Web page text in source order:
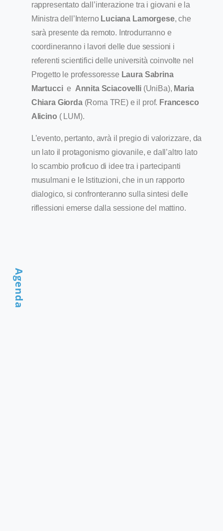
rappresentato dall’interazione tra i giovani e la
Ministra dell’Interno Luciana Lamorgese, che
sarà presente da remoto. Introdurranno e
coordineranno i lavori delle due sessioni i
referenti scientifici delle università coinvolte nel
Progetto le professoresse Laura Sabrina
Martuccie Annita Sciacovelli(UniBa), Maria
Chiara Giorda (Roma TRE) e il prof. Francesco
Alicino ( LUM).
L’evento, pertanto, avrà il pregio di valorizzare, da
un lato il protagonismo giovanile, e dall’altro lato
lo scambio proficuo di idee tra i partecipanti
musulmani e le Istituzioni, che in un rapporto
dialogico, si confronteranno sulla sintesi delle
riflessioni emerse dalla sessione del mattino.
Agenda